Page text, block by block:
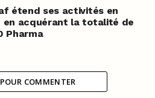
étend ses activités en
en acquérant la totalité de
Pharma
COMMENTER